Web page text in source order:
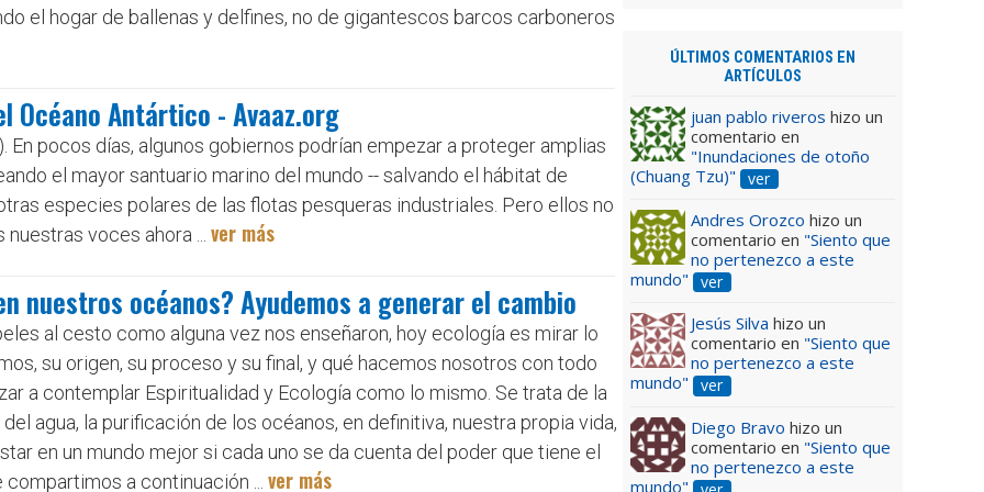
el hogar de ballenas y delfines, no de gigantescos barcos carboneros
Océano Antártico - Avaaz.org
En pocos días, algunos gobiernos podrían empezar a proteger amplias
el mayor santuario marino del mundo -- salvando el hábitat de
especies polares de las flotas pesqueras industriales. Pero ellos no
voces ahora ... ver más
nuestros océanos? Ayudemos a generar el cambio
al cesto como alguna vez nos enseñaron, hoy ecología es mirar lo
su origen, su proceso y su final, y qué hacemos nosotros con todo
a contemplar Espiritualidad y Ecología como lo mismo. Se trata de la
agua, la purificación de los océanos, en definitiva, nuestra propia vida,
en un mundo mejor si cada uno se da cuenta del poder que tiene el
a continuación ... ver más
ÚLTIMOS COMENTARIOS EN
ARTÍCULOS
juan pablo riveros hizo un
comentario en
"Inundaciones de otoño
(Chuang Tzu)"
ver
Andres Orozco hizo un
comentario en "Siento que
no pertenezco a este
mundo"
ver
Jesús Silva hizo un
comentario en "Siento que
no pertenezco a este
mundo"
ver
Diego Bravo hizo un
comentario en "Siento que
no pertenezco a este
mundo"